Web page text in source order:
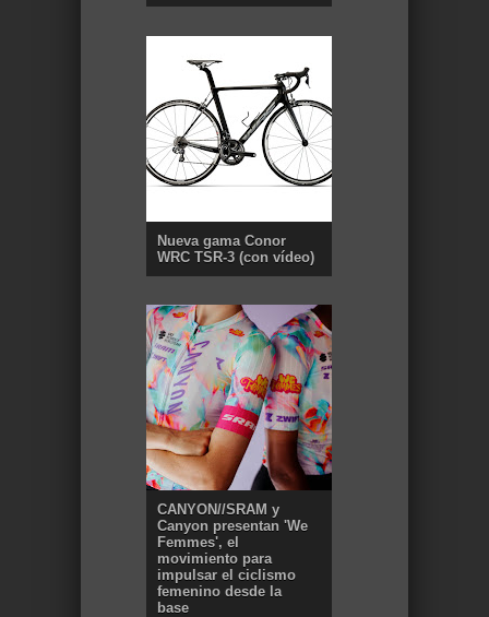
Nueva gama Conor
WRC TSR-3 (con vídeo)
CANYON//SRAM y
Canyon presentan 'We
Femmes', el
movimiento para
impulsar el ciclismo
femenino desde la
base